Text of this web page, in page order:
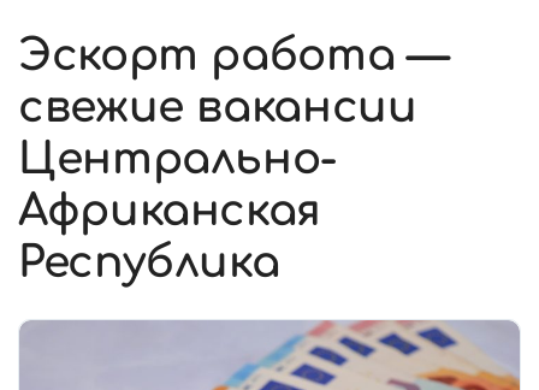
Эскорт работа —
свежие вакансии
Центрально-
Африканская
Республика